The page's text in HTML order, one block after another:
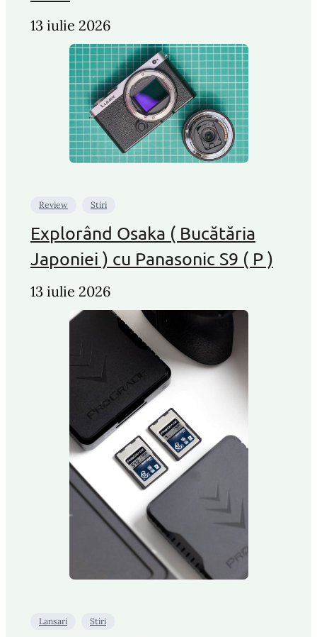
13 iulie 2026
Review Stiri
Explorând Osaka ( Bucătăria
Japoniei ) cu Panasonic S9 ( P )
13 iulie 2026
Lansari Stiri